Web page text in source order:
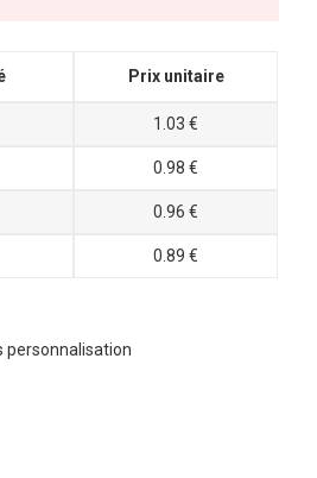
Prix unitaire
1.03 €
0.98 €
0.96 €
0.89 €
personnalisation